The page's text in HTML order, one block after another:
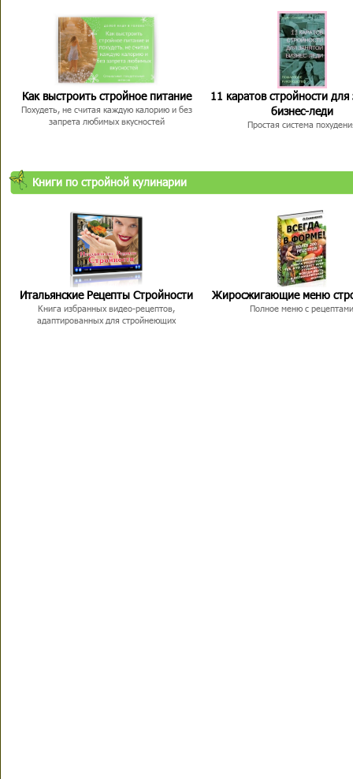
Как выстроить стройное питание
Похудеть, не считая каждую калорию и без
запрета любимых вкусностей
11 каратов стройности для
бизнес-леди
Простая система
Книги по стройной кулинарии
Итальянские Рецепты Стройности
Книга избранных видео-рецептов,
адаптированных для стройнеющих
Жиросжигающие меню
Полное меню с рецептами